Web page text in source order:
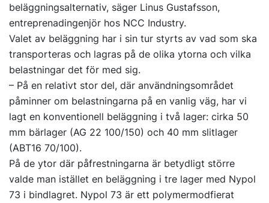
beläggningsalternativ, säger Linus Gustafsson,
entreprenadingenjör hos NCC Industry.
Valet av beläggning har i sin tur styrts av vad som ska
transporteras och lagras på de olika ytorna och vilka
belastningar det för med sig.
– På en relativt stor del, där användningsområdet
påminner om belastningarna på en vanlig väg, har vi
lagt en konventionell beläggning i två lager: cirka 50
mm bärlager (AG 22 100/150) och 40 mm slitlager
(ABT16 70/100).
På de ytor där påfrestningarna är betydligt större
valde man istället en beläggning i tre lager med Nypol
73 i bindlagret. Nypol 73 är ett polymermodfierat